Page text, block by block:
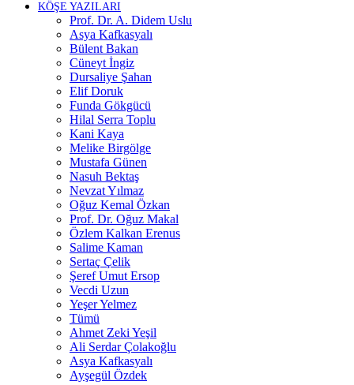
KÖŞE YAZILARI
Prof. Dr. A. Didem Uslu
Asya Kafkasyalı
Bülent Bakan
Cüneyt İngiz
Dursaliye Şahan
Elif Doruk
Funda Gökgücü
Hilal Serra Toplu
Kani Kaya
Melike Birgölge
Mustafa Günen
Nasuh Bektaş
Nevzat Yılmaz
Oğuz Kemal Özkan
Prof. Dr. Oğuz Makal
Özlem Kalkan Erenus
Salime Kaman
Sertaç Çelik
Şeref Umut Ersop
Vecdi Uzun
Yeşer Yelmez
Tümü
Ahmet Zeki Yeşil
Ali Serdar Çolakoğlu
Asya Kafkasyalı
Ayşegül Özdek